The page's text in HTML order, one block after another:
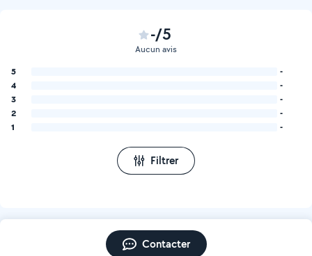
-/5
Aucun avis
5
-
4
-
3
-
2
-
1
-
Filtrer
Contacter